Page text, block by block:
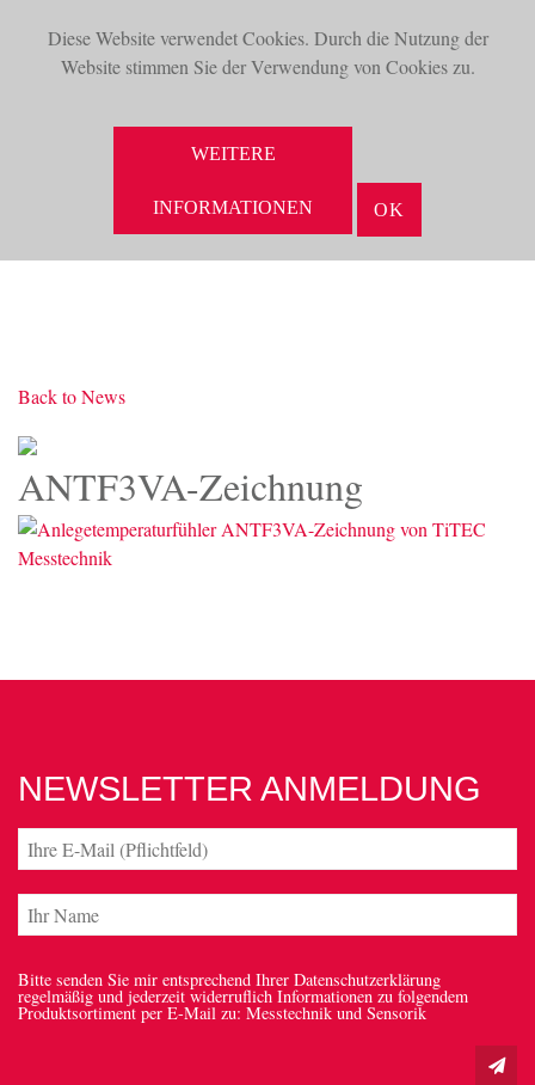
Diese Website verwendet Cookies. Durch die Nutzung der
Website stimmen Sie der Verwendung von Cookies zu.
WEITERE
INFORMATIONEN OK
Back to News
ANTF3VA-Zeichnung
NEWSLETTER ANMELDUNG
Bitte senden Sie mir entsprechend Ihrer Datenschutzerklärung
regelmäßig und jederzeit widerruflich Informationen zu folgendem
Produktsortiment per E-Mail zu: Messtechnik und Sensorik